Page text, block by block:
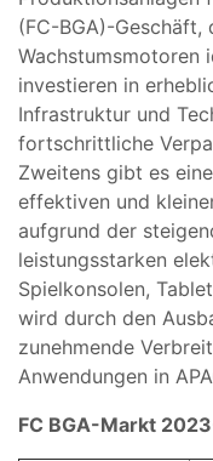
(FC-BGA)-Geschäft,
Wachstumsmotoren
investieren in
Infrastruktur und
fortschrittliche
Zweitens gibt es
effektiven und
aufgrund der
leistungsstarken
Spielkonsolen,
wird durch den
zunehmende
Anwendungen in
FC BGA-Markt